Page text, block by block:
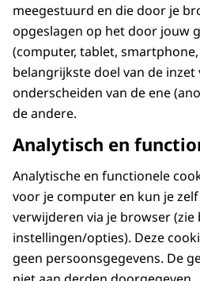
meegestuurd en die door je
opgeslagen op het door jouw
(computer, tablet,
belangrijkste doel van de inzet
onderscheiden van de ene
de andere.
Analytisch en
Analytische en functionele
voor je computer en kun je
verwijderen via je browser (zie
instellingen/opties). Deze
geen persoonsgegevens. De